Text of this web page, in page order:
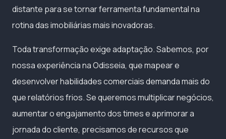
distante para se tornar ferramenta fundamental na
rotina das imobiliárias mais inovadoras.
Toda transformação exige adaptação. Sabemos, por
nossa experiência na Odisseia, que mapear e
desenvolver habilidades comerciais demanda mais do
que relatórios frios. Se queremos multiplicar negócios,
aumentar o engajamento dos times e aprimorar a
jornada do cliente, precisamos de recursos que